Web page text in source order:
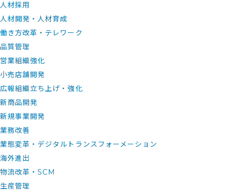
人材採用
人材開発・人材育成
働き方改革・テレワーク
品質管理
営業組織強化
小売店舗開発
広報組織立ち上げ・強化
新商品開発
新規事業開発
業務改善
業態変革・デジタルトランスフォーメーション
海外進出
物流改革・SCM
生産管理